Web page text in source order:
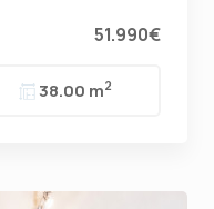
51.990€
38.00 m2